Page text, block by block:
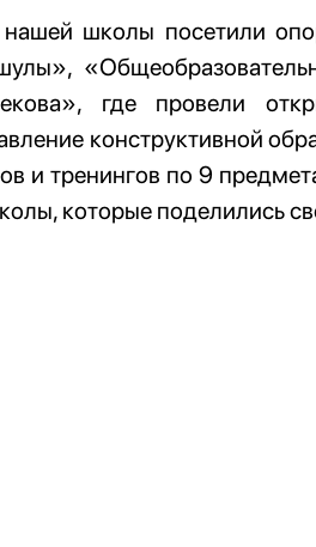
нашей школы посетили
где провели
конструктивной
и тренингов по 9
которые поделились